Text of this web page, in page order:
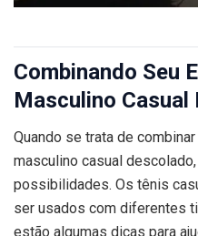
Combinando Seu
Masculino Casual
Quando se trata de
masculino casual
possibilidades. Os tênis
ser usados com diferentes
estão algumas dicas para